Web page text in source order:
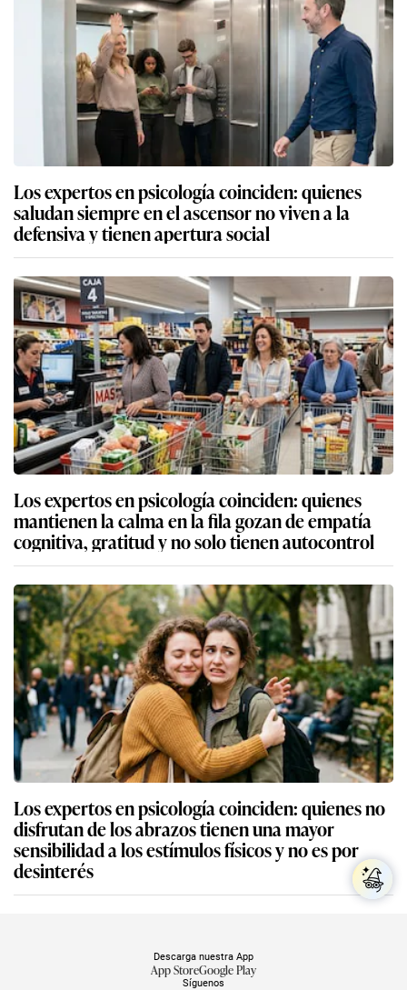
Los expertos en psicología coinciden: quienes
saludan siempre en el ascensor no viven a la
defensiva y tienen apertura social
Los expertos en psicología coinciden: quienes
mantienen la calma en la fila gozan de empatía
cognitiva, gratitud y no solo tienen autocontrol
Los expertos en psicología coinciden: quienes no
disfrutan de los abrazos tienen una mayor
sensibilidad a los estímulos físicos y no es por
desinterés
Síguenos
Descarga nuestra App
App StoreGoogle Play